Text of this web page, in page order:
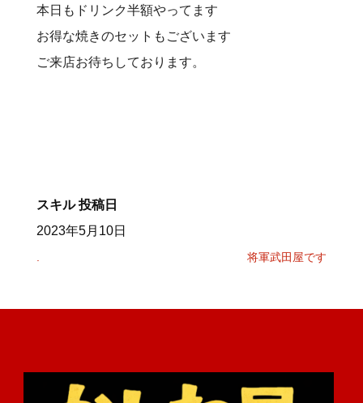
本日もドリンク半額やってます
お得な焼きのセットもございます
ご来店お待ちしております。
スキル 投稿日
2023年5月10日
. 将軍武田屋です